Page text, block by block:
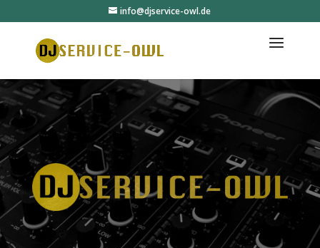
info@djservice-owl.de